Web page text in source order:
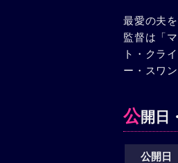
最愛の夫
監督は「
ト・クラ
ー・スワ
公開日
公開日